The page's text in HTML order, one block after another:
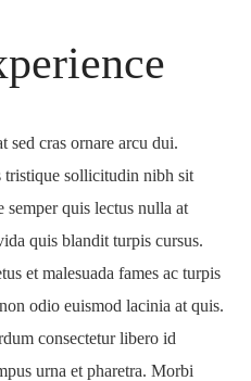
sed cras ornare arcu dui.
tristique sollicitudin nibh sit
quis lectus nulla at
quis blandit turpis cursus.
et malesuada fames ac turpis
odio euismod lacinia at quis.
consectetur libero id
urna et pharetra. Morbi